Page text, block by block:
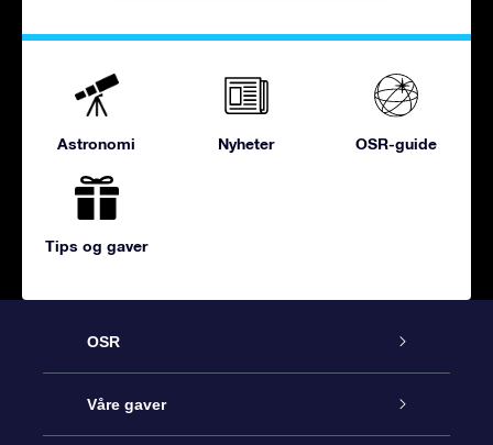
Astronomi Nyheter OSR-guide
Tips og gaver
OSR
Kundeservice
Våre gaver